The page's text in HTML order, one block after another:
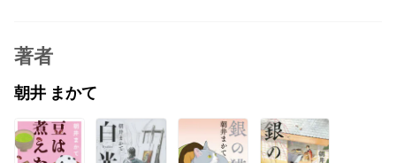
著者
朝井 まかて